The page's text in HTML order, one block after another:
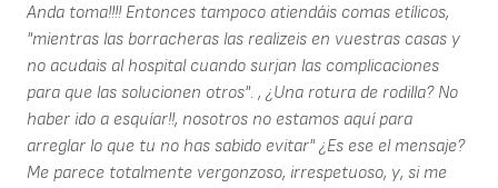
Anda toma!!!! Entonces tampoco atiendáis comas etílicos,
"mientras las borracheras las realizeis en vuestras casas y
no acudais al hospital cuando surjan las complicaciones
para que las solucionen otros". , ¿Una rotura de rodilla? No
haber ido a esquíar!!, nosotros no estamos aquí para
arreglar lo que tu no has sabido evitar" ¿Es ese el mensaje?
Me parece totalmente vergonzoso, irrespetuoso, y, si me